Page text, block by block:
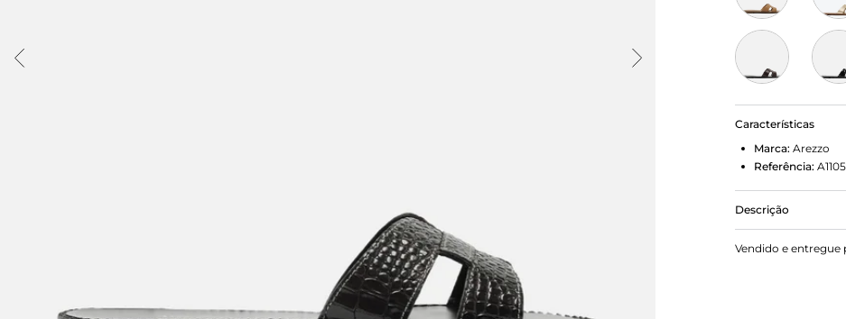
Características
Marca: Arezzo
Referência:
Descrição
Sandália
Vendido e entregue